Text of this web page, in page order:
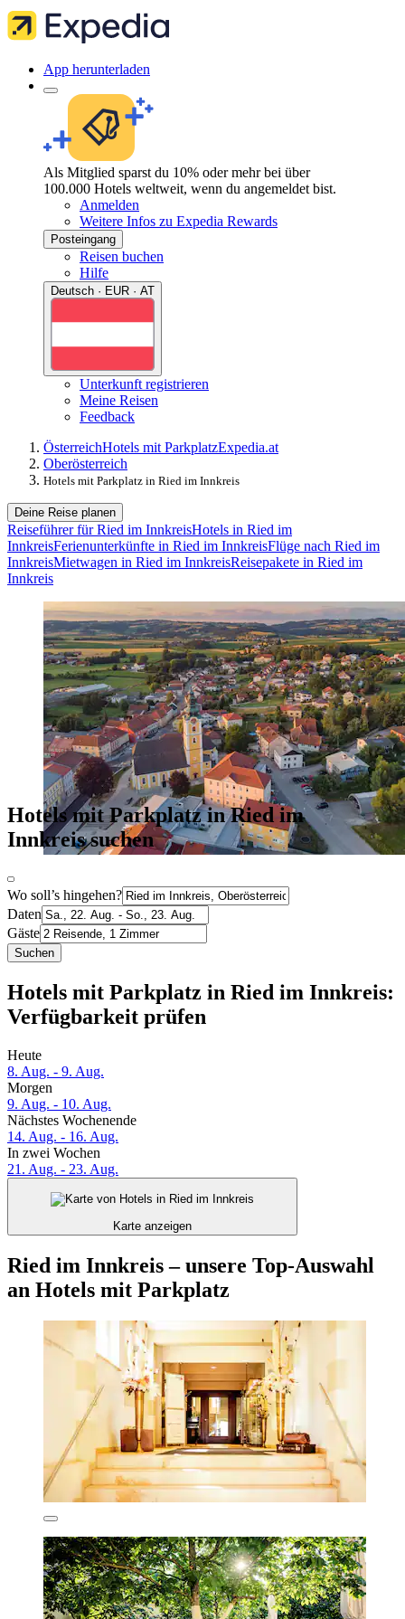
App herunterladen
Als Mitglied sparst du 10% oder mehr bei über
100.000 Hotels weltweit, wenn du angemeldet bist.
Anmelden
Weitere Infos zu Expedia Rewards
Posteingang
Reisen buchen
Hilfe
Deutsch · EUR · AT
Unterkunft registrieren
Meine Reisen
Feedback
ÖsterreichHotels mit ParkplatzExpedia.at
Oberösterreich
Hotels mit Parkplatz in Ried im Innkreis
Deine Reise planen
Reiseführer für Ried im InnkreisHotels in Ried im
InnkreisFerienunterkünfte in Ried im InnkreisFlüge nach Ried im
InnkreisMietwagen in Ried im InnkreisReisepakete in Ried im
Innkreis
Hotels mit Parkplatz in Ried im
Innkreis suchen
Wo soll’s hingehen?
Daten
Gäste
Suchen
Hotels mit Parkplatz in Ried im Innkreis:
Verfügbarkeit prüfen
Heute
8. Aug. - 9. Aug.
Morgen
9. Aug. - 10. Aug.
Nächstes Wochenende
14. Aug. - 16. Aug.
In zwei Wochen
21. Aug. - 23. Aug.
Karte anzeigen
Ried im Innkreis – unsere Top-Auswahl
an Hotels mit Parkplatz